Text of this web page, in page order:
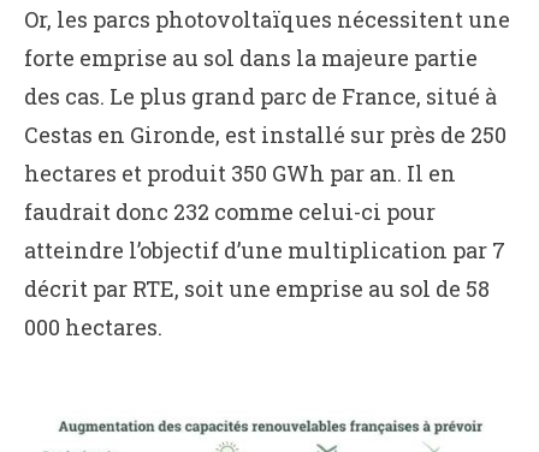
Or, les parcs photovoltaïques nécessitent une
forte emprise au sol dans la majeure partie
des cas. Le plus grand parc de France, situé à
Cestas en Gironde, est installé sur près de 250
hectares et produit 350 GWh par an. Il en
faudrait donc 232 comme celui-ci pour
atteindre l’objectif d’une multiplication par 7
décrit par RTE, soit une emprise au sol de 58
000 hectares.